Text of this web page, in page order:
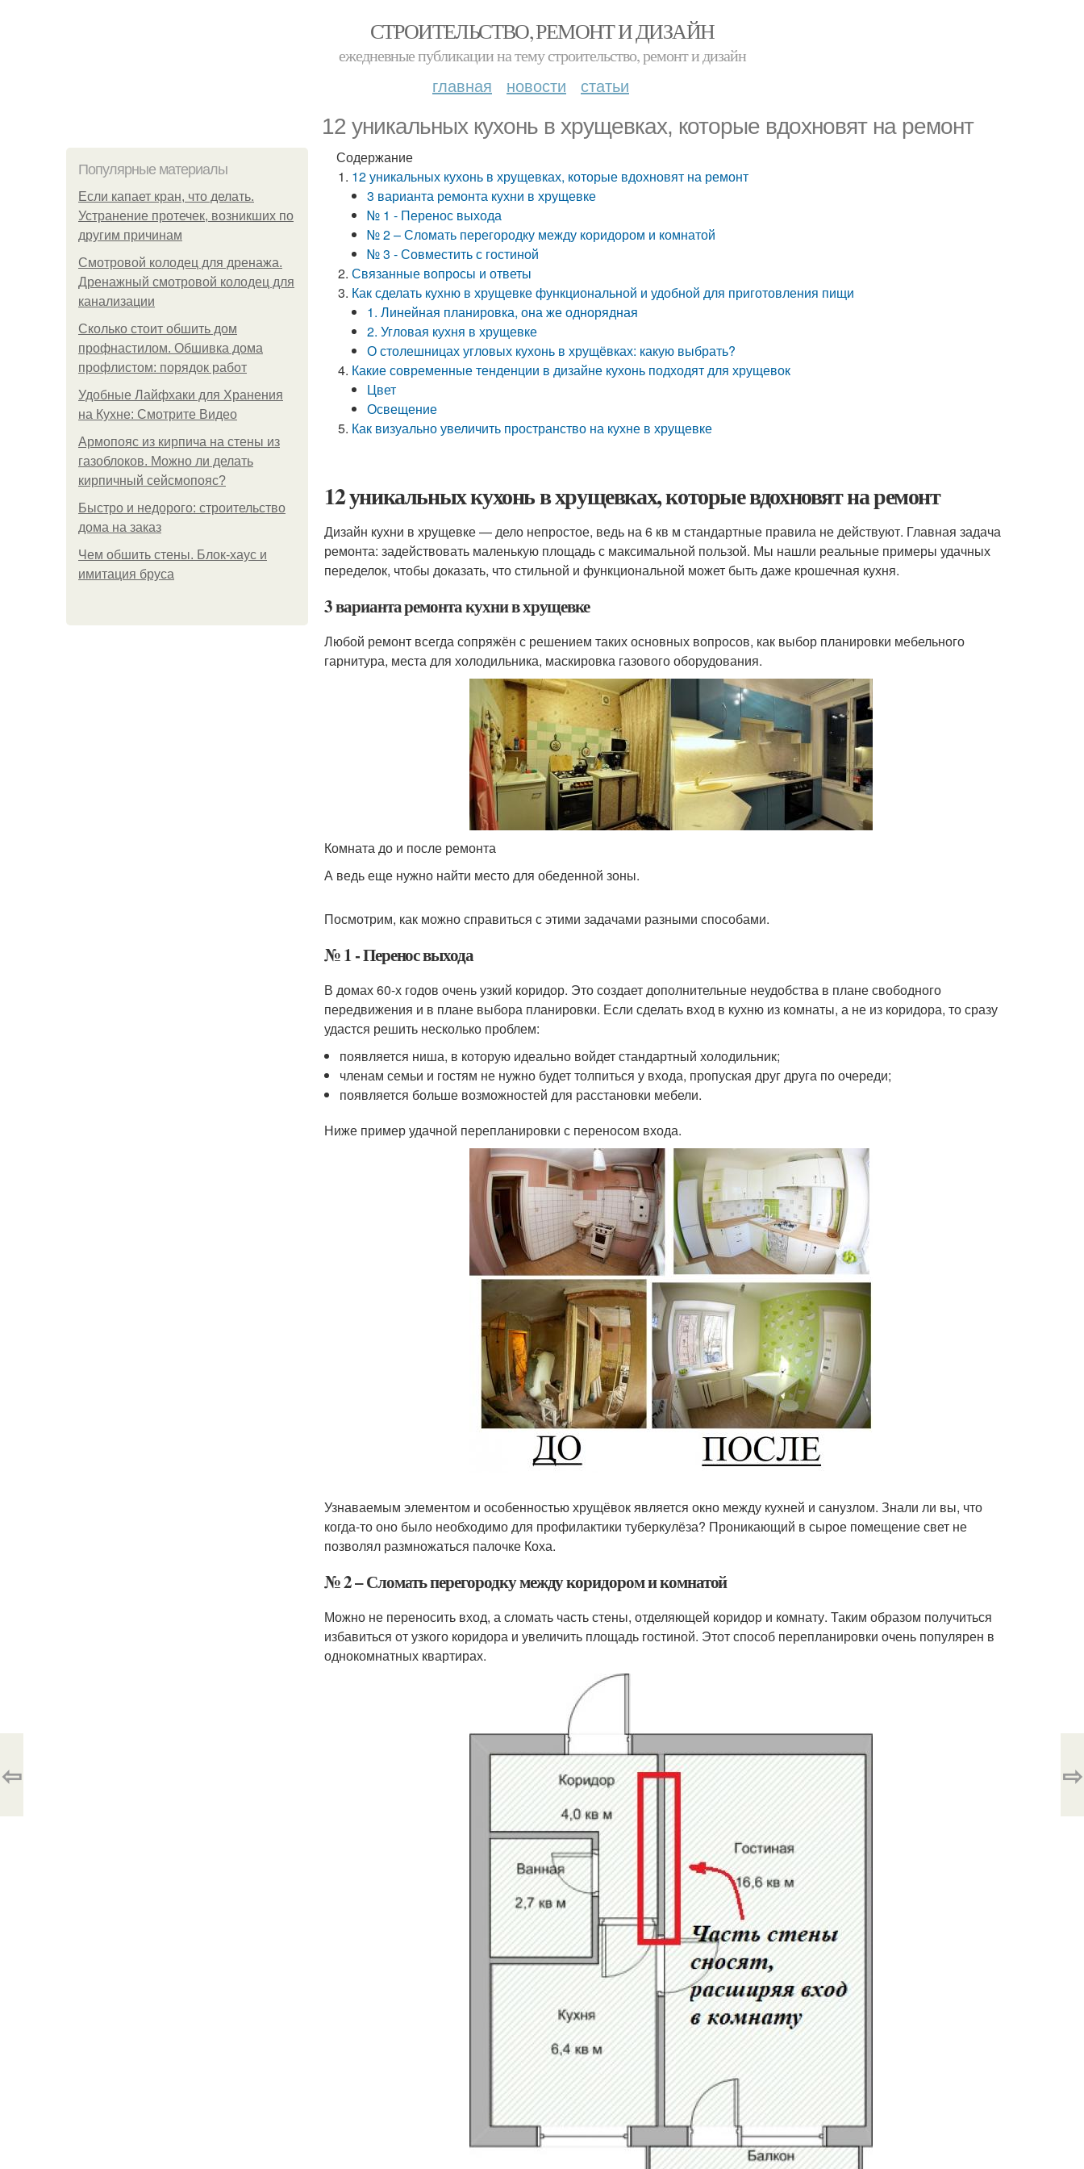
СТРОИТЕЛЬСТВО, РЕМОНТ И ДИЗАЙН
ежедневные публикации на тему строительство, ремонт и дизайн
главная новости статьи
12 уникальных кухонь в хрущевках, которые вдохновят на ремонт
Популярные материалы
Если капает кран, что делать.
Устранение протечек, возникших по
другим причинам
Смотровой колодец для дренажа.
Дренажный смотровой колодец для
канализации
Сколько стоит обшить дом
профнастилом. Обшивка дома
профлистом: порядок работ
Удобные Лайфхаки для Хранения
на Кухне: Смотрите Видео
Армопояс из кирпича на стены из
газоблоков. Можно ли делать
кирпичный сейсмопояс?
Быстро и недорого: строительство
дома на заказ
Чем обшить стены. Блок-хаус и
имитация бруса
Содержание
12 уникальных кухонь в хрущевках, которые вдохновят на ремонт
3 варианта ремонта кухни в хрущевке
№ 1 ‑ Перенос выхода
№ 2 – Сломать перегородку между коридором и комнатой
№ 3 ‑ Совместить с гостиной
Связанные вопросы и ответы
Как сделать кухню в хрущевке функциональной и удобной для приготовления пищи
1. Линейная планировка, она же однорядная
2. Угловая кухня в хрущевке
О столешницах угловых кухонь в хрущёвках: какую выбрать?
Какие современные тенденции в дизайне кухонь подходят для хрущевок
Цвет
Освещение
Как визуально увеличить пространство на кухне в хрущевке
12 уникальных кухонь в хрущевках, которые вдохновят на ремонт
Дизайн кухни в хрущевке — дело непростое, ведь на 6 кв м стандартные правила не действуют. Главная задача
ремонта: задействовать маленькую площадь с максимальной пользой. Мы нашли реальные примеры удачных
переделок, чтобы доказать, что стильной и функциональной может быть даже крошечная кухня.
3 варианта ремонта кухни в хрущевке
Любой ремонт всегда сопряжён с решением таких основных вопросов, как выбор планировки мебельного
гарнитура, места для холодильника, маскировка газового оборудования.
Комната до и после ремонта
А ведь еще нужно найти место для обеденной зоны.
Посмотрим, как можно справиться с этими задачами разными способами.
№ 1 ‑ Перенос выхода
В домах 60-х годов очень узкий коридор. Это создает дополнительные неудобства в плане свободного
передвижения и в плане выбора планировки. Если сделать вход в кухню из комнаты, а не из коридора, то сразу
удастся решить несколько проблем:
появляется ниша, в которую идеально войдет стандартный холодильник;
членам семьи и гостям не нужно будет толпиться у входа, пропуская друг друга по очереди;
появляется больше возможностей для расстановки мебели.
Ниже пример удачной перепланировки с переносом входа.
Узнаваемым элементом и особенностью хрущёвок является окно между кухней и санузлом. Знали ли вы, что
когда-то оно было необходимо для профилактики туберкулёза? Проникающий в сырое помещение свет не
позволял размножаться палочке Коха.
№ 2 – Сломать перегородку между коридором и комнатой
Можно не переносить вход, а сломать часть стены, отделяющей коридор и комнату. Таким образом получиться
избавиться от узкого коридора и увеличить площадь гостиной. Этот способ перепланировки очень популярен в
однокомнатных квартирах.
⇦ ⇨